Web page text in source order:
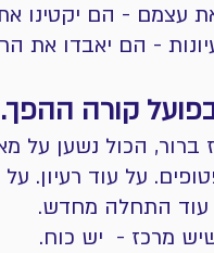
עצמם - הם יקטינו
- הם יאבדו את
קורה ההפך.
ברור, הכול נשען על
על עוד רעיון. על
עוד התחלה מחדש.
מרכז - יש כוח.